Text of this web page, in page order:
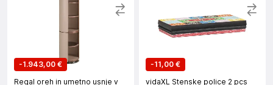
-1.943,00 €
Regal oreh in umetno usnje v
-11,00 €
vidaXL Stenske police 2 pcs